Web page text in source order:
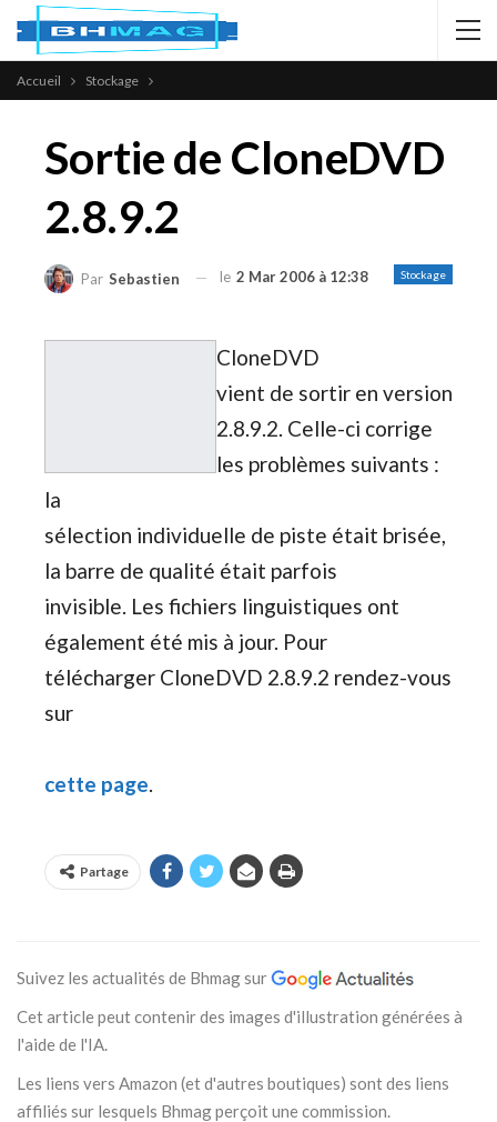
Accueil Stockage
Sortie de CloneDVD
2.8.9.2
Stockage
Par Sebastien le 2 Mar 2006 à 12:38
CloneDVD
vient de sortir en version
2.8.9.2. Celle-ci corrige
les problèmes suivants :
la
sélection individuelle de piste était brisée,
la barre de qualité était parfois
invisible. Les fichiers linguistiques ont
également été mis à jour. Pour
télécharger CloneDVD 2.8.9.2 rendez-vous
sur
cette page.
Partage
Suivez les actualités de Bhmag sur
Cet article peut contenir des images d'illustration générées à
l'aide de l'IA.
Les liens vers Amazon (et d'autres boutiques) sont des liens
affiliés sur lesquels Bhmag perçoit une commission.